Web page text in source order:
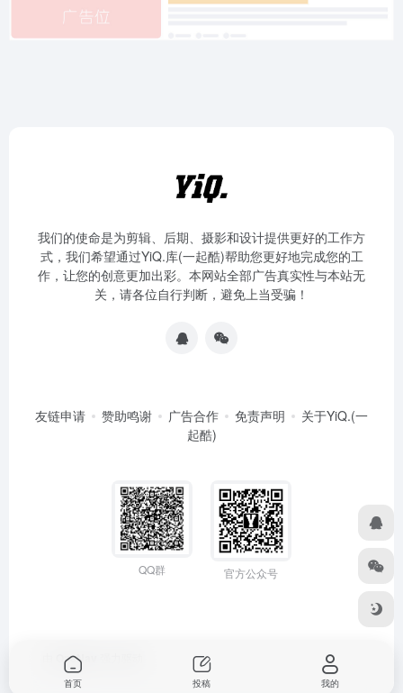
我们的使命是为剪辑、后期、摄影和设计提供更好的工作方
式，我们希望通过YiQ.库(一起酷)帮助您更好地完成您的工
作，让您的创意更加出彩。本网站全部广告真实性与本站无
关，请各位自行判断，避免上当受骗！
友链申请 赞助鸣谢 广告合作 免责声明
关于YiQ.(一
起酷)
QQ群 官方公众号
OneNav
首页 投稿 我的